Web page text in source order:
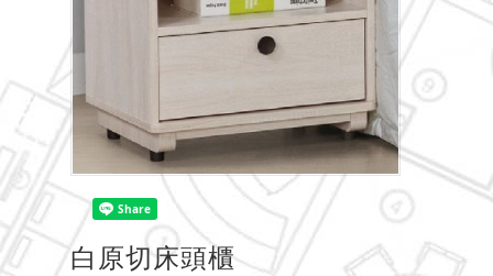
白原切床頭櫃